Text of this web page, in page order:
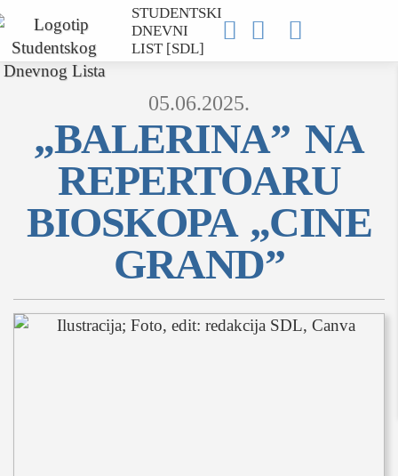
STUDENTSKI
DNEVNI
LIST [SDL]
  
MOJ SDL
SEKCIJE
05.06.2025.
„BALERINA” NA
REPERTOARU
BIOSKOPA „CINE
GRAND”